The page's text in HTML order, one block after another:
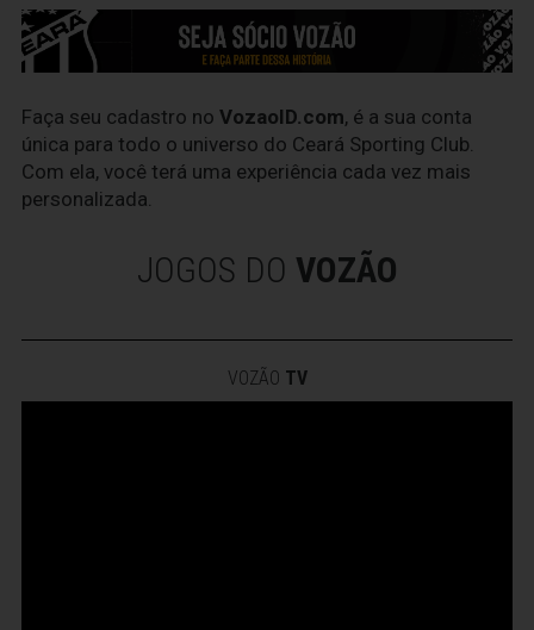
Faça seu cadastro no VozaoID.com, é a sua conta
única para todo o universo do Ceará Sporting Club.
Com ela, você terá uma experiência cada vez mais
personalizada.
JOGOS DO VOZÃO
VOZÃO TV